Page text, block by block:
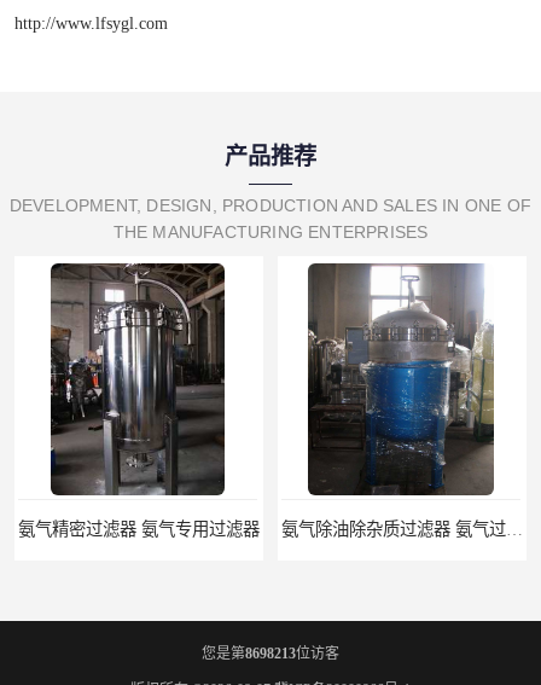
http://www.lfsygl.com
产品推荐
DEVELOPMENT, DESIGN, PRODUCTION AND SALES IN ONE OF
THE MANUFACTURING ENTERPRISES
氨气精密过滤器 氨气专用过滤器 氨气除油除杂质过滤器 氨气过滤器生产厂家
您是第8698213位访客